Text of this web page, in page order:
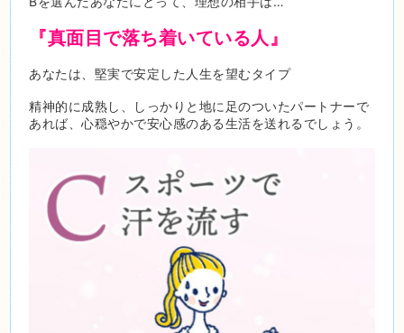
『真面目で落ち着いている人』
あなたは、堅実で安定した人生を望むタイプ
精神的に成熟し、しっかりと地に足のついたパートナーで
あれば、心穏やかで安心感のある生活を送れるでしょう。